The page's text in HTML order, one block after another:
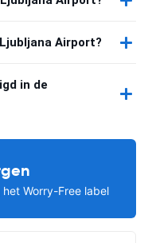
Airport?
in de
Worry-Free label